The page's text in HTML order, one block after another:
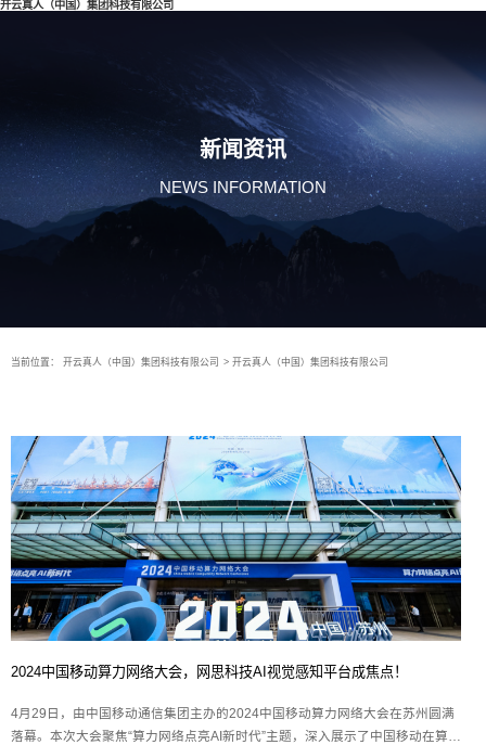
开云真人（中国）集团科技有限公司
新闻资讯
NEWS INFORMATION
当前位置： 开云真人（中国）集团科技有限公司 > 开云真人（中国）集团科技有限公司
2024中国移动算力网络大会，网思科技AI视觉感知平台成焦点！
4月29日，由中国移动通信集团主办的2024中国移动算力网络大会在苏州圆满
落幕。本次大会聚焦“算力网络点亮AI新时代”主题，深入展示了中国移动在算力